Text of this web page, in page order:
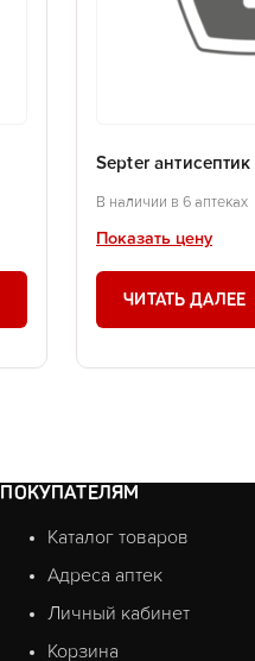
Septer
В наличии в 6 аптеках
Показать цену
ЧИТАТЬ ДАЛЕЕ
ПОКУПАТЕЛЯМ
Каталог товаров
Адреса аптек
Личный кабинет
Корзина